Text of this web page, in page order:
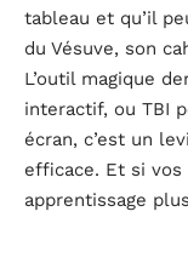
tableau et qu’il
du Vésuve, son
L’outil magique
interactif, ou TBI
écran, c’est un
efficace. Et si vos
apprentissage